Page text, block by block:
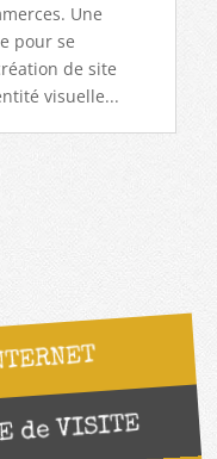
Une
pour se
de site
visuelle...
de VISITE